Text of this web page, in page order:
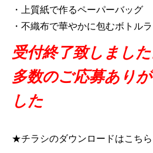
・上質紙で作るペーパーバッグ
・不織布で華やかに包むボトル
受付終了致しました
多数のご応募あり
した
★チラシのダウンロードはこちら